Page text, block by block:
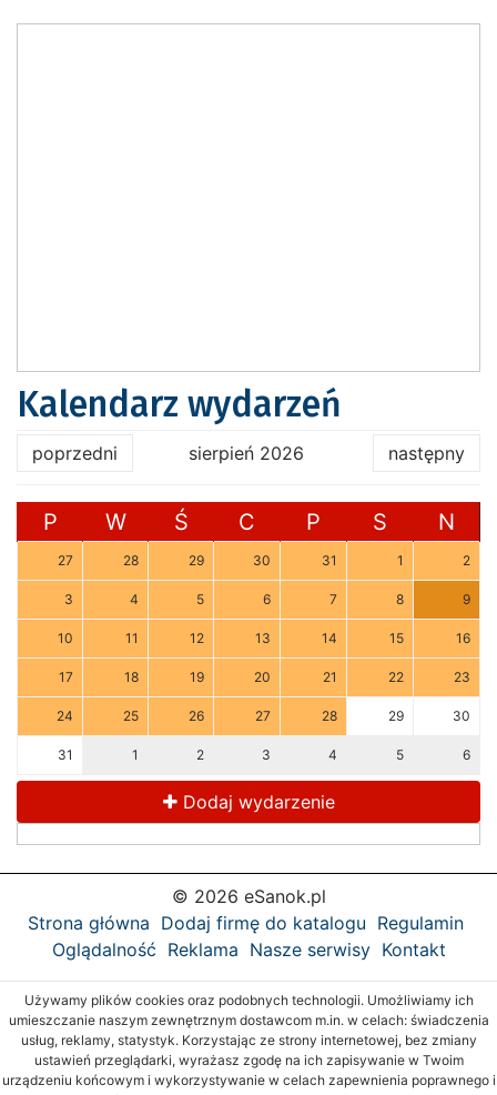
Kalendarz wydarzeń
poprzedni sierpień 2026 następny
P W Ś C P S N
27 28 29 30 31 1 2
3 4 5 6 7 8 9
10 11 12 13 14 15 16
17 18 19 20 21 22 23
24 25 26 27 28 29 30
31 1 2 3 4 5 6
Dodaj wydarzenie
© 2026 eSanok.pl
Strona główna Dodaj firmę do katalogu Regulamin
Oglądalność Reklama Nasze serwisy Kontakt
Używamy plików cookies oraz podobnych technologii. Umożliwiamy ich
umieszczanie naszym zewnętrznym dostawcom m.in. w celach: świadczenia
usług, reklamy, statystyk. Korzystając ze strony internetowej, bez zmiany
ustawień przeglądarki, wyrażasz zgodę na ich zapisywanie w Twoim
urządzeniu końcowym i wykorzystywanie w celach zapewnienia poprawnego i